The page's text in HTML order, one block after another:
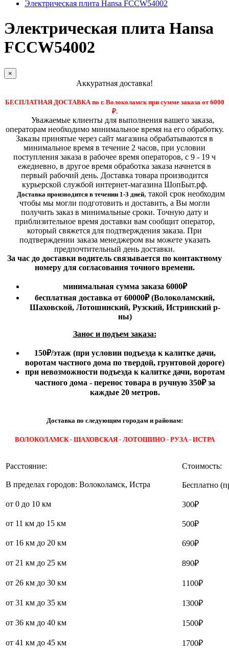
Электрическая плита Hansa FCCW54002
Электрическая плита Hansa
FCCW54002
×
Аккуратная доставка!
БЕСПЛАТНАЯ ДОСТАВКА по г. Волоколамск при сумме заказа от 6000
₽.
Уважаемые клиенты для выполнения вашего заказа,
операторам необходимо минимальное время на его обработку.
Заказы принятые через сайт магазина обрабатываются в
минимальное время в течение 2 часов, при условии
поступления заказа в рабочее время операторов, с 9 - 19 ч
ежедневно, в другое время обработка заказа начнется в
первый рабочий день. Доставка товара производится
курьерской службой интернет-магазина ШопБыт.рф.
Доставка производится в течении 1-3 дней, такой срок необходим
чтобы мы могли подготовить и доставить, а Вы могли
получить заказ в минимальные сроки. Точную дату и
приблизительное время доставки вам сообщит оператор,
который свяжется для подтверждения заказа. При
подтверждении заказа менеджером вы можете указать
предпочтительный день доставки.
За час до доставки водитель связывается по контактному
номеру для согласования точного времени.
минимальная сумма заказа 6000₽
бесплатная доставка от 60000₽ (Волоколамский,
Шаховской, Лотошинский, Рузский, Истринский р-
ны)
Занос и подъем заказа:
150₽/этаж(при условии подъезда к калитке дачи,
воротам частного дома по твердой, грунтовой дороге)
при невозможности подъезда к калитке дачи, воротам
частного дома - перенос товара в ручную 350₽ за
каждые 20 метров.
Доставка по следующим городам и районам:
ВОЛОКОЛАМСК - ШАХОВСКАЯ - ЛОТОШИНО - РУЗА - ИСТРА
Расстояние: Стоимость:
В пределах городов: Волоколамск, Истра Бесплатно
от 0 до 10 км 300₽
от 11 км до 15 км 500₽
от 16 км до 20 км 690₽
от 21 км до 25 км 890₽
от 26 км до 30 км 1100₽
от 31 км до 35 км 1300₽
от 36 км до 40 км 1500₽
от 41 км до 45 км 1700₽